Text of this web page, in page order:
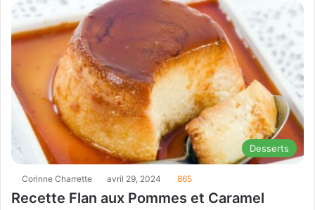
Desserts
Corinne Charrette avril 29, 2024 865
Recette Flan aux Pommes et Caramel